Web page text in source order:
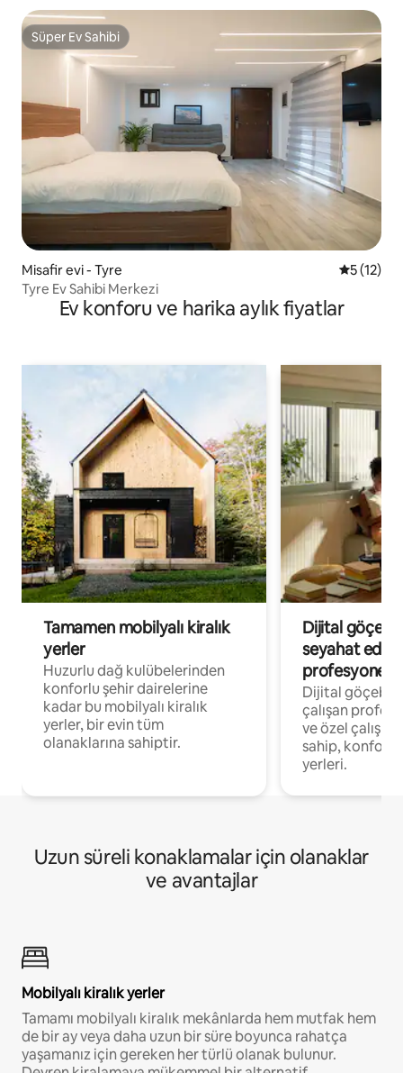
Süper Ev Sahibi
Süper Ev Sahibi
Misafir evi - Tyre 55 (12)
Tyre Ev Sahibi Merkezi
Ev konforu ve harika aylık fiyatlar
Tamamen mobilyalı kiralık
yerler
Huzurlu dağ kulübelerinden
konforlu şehir dairelerine
kadar bu mobilyalı kiralık
yerler, bir evin tüm
olanaklarına sahiptir.
Dijital
seyahat eden
Dijital
çalışan
ve özel
sahip,
yerleri.
Uzun süreli konaklamalar için olanaklar
ve avantajlar
Mobilyalı kiralık yerler
Tamamı mobilyalı kiralık mekânlarda hem mutfak hem
de bir ay veya daha uzun bir süre boyunca rahatça
yaşamanız için gereken her türlü olanak bulunur.